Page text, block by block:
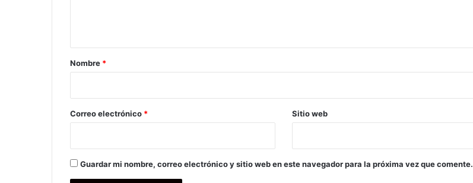
r
*
Nombre *
Correo electrónico * Sitio web
Guardar mi nombre, correo electrónico y sitio web en este navegador para la próxima vez que comente.